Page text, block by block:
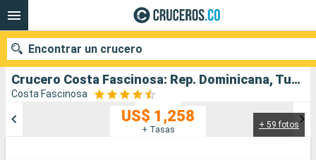
Crucero Costa Fascinosa: Rep. Dominicana, Turks e Islas Caicos, Antillas, Islas Vírgenes salida desde La Romana
Costa Fascinosa
+ 59 fotos
US$ 1,258
+ Tasas
Encontrar un crucero